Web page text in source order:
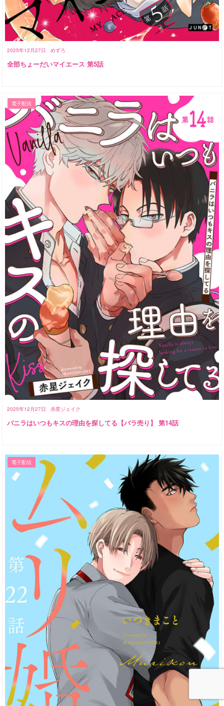
2025年12月27日 めずろ
全部ちょーだいマイエース 第5話
2025年12月27日 赤星ジェイク
電子配信
バニラはいつもキスの理由を探してる【バラ売り】 第14話
電子配信